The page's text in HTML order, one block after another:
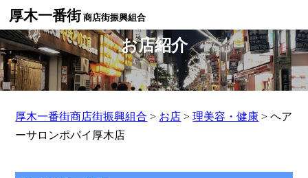
厚木一番街 商店街振興組合
お店紹介
厚木一番街商店街振興組合 > お店 >理美容・健康 >ヘア
ーサロンポパイ厚木店